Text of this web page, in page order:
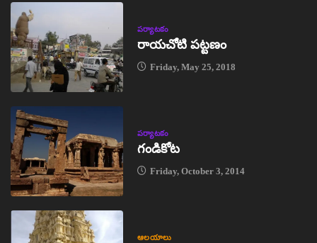
పర్యాటకం
రాయచోటి పట్టణం
Friday, May 25, 2018
పర్యాటకం
గండికోట
Friday, October 3, 2014
ఆలయాలు